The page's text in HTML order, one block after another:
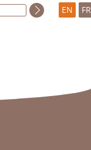
EN FR